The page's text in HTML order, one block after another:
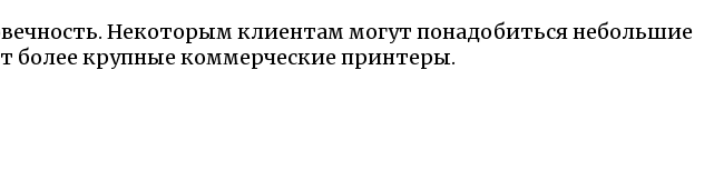
Некоторым клиентам могут понадобиться небольшие
более крупные коммерческие принтеры.